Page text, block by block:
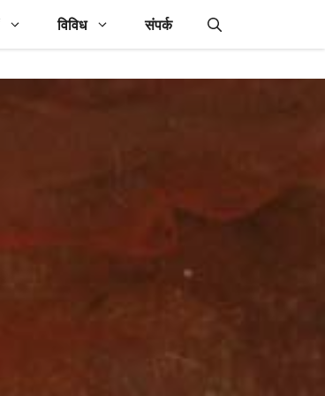
विविध संपर्क